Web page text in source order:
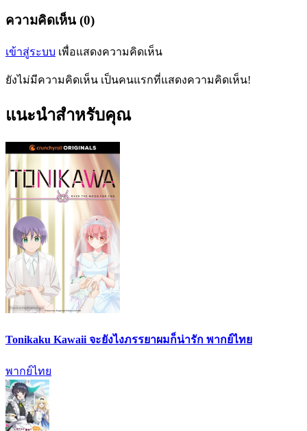
ความคิดเห็น (0)
เข้าสู่ระบบ เพื่อแสดงความคิดเห็น
ยังไม่มีความคิดเห็น เป็นคนแรกที่แสดงความคิดเห็น!
แนะนำสำหรับคุณ
Tonikaku Kawaii จะยังไงภรรยาผมก็น่ารัก พากย์ไทย
พากย์ไทย